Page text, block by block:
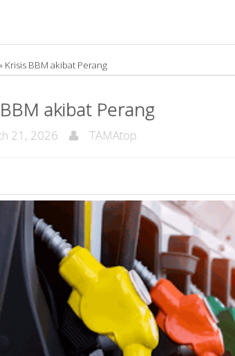
Krisis BBM akibat Perang
akibat Perang
21, 2026 TAMAtop